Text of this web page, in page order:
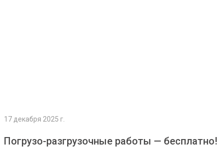
17 декабря 2025 г.
Погрузо-разгрузочные работы — бесплатно!